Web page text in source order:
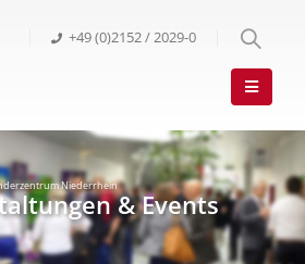
+49 (0)2152 / 2029-0